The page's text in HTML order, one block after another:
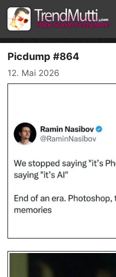
Zum
Inhalt
springen
Picdump #864
12. Mai 2026